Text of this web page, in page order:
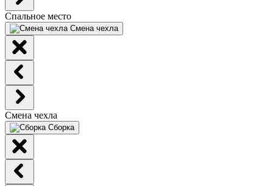
Спальное место
Смена чехла
Смена чехла
Сборка